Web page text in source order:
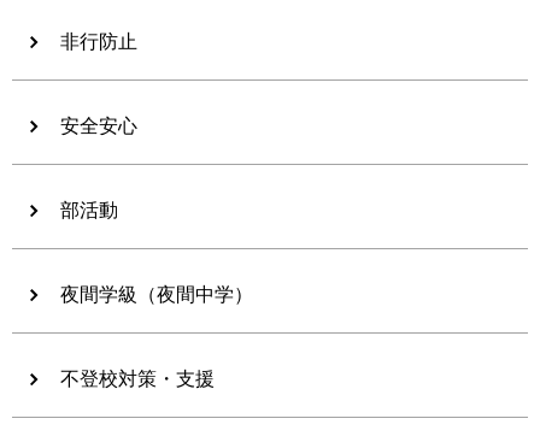
非行防止
安全安心
部活動
夜間学級（夜間中学）
不登校対策・支援